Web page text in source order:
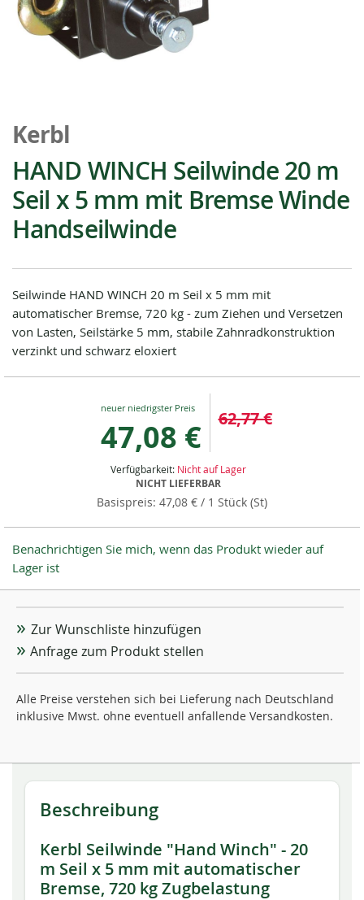
Anfang
der
Bildgalerie
springen
Kerbl
HAND WINCH Seilwinde 20 m
Seil x 5 mm mit Bremse Winde
Handseilwinde
Seilwinde HAND WINCH 20 m Seil x 5 mm mit
automatischer Bremse, 720 kg - zum Ziehen und Versetzen
von Lasten, Seilstärke 5 mm, stabile Zahnradkonstruktion
verzinkt und schwarz eloxiert
Special
47,08 € 62,77 €
47,08 € / 1 Stück (St)
Verfügbarkeit: Nicht auf Lager
NICHT LIEFERBAR
Benachrichtigen Sie mich, wenn das Produkt wieder auf
Lager ist
Zur Wunschliste hinzufügen
Anfrage zum Produkt stellen
Alle Preise verstehen sich bei Lieferung nach Deutschland
inklusive Mwst. ohne eventuell anfallende Versandkosten.
Beschreibung
Kerbl Seilwinde "Hand Winch" - 20
m Seil x 5 mm mit automatischer
Bremse, 720 kg Zugbelastung